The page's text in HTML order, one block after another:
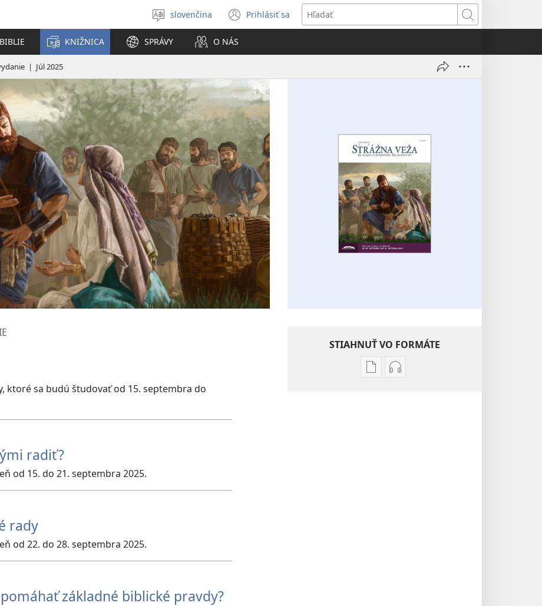
Výber
jazyka
slovenčina Prihlásiť sa
(otvorí
nové
Hľadať
KNIŽNICA SPRÁVY O NÁS
| Júl 2025
ktoré sa budú študovať od 15. septembra do
radiť?
od 15. do 21. septembra 2025.
rady
od 22. do 28. septembra 2025.
základné biblické pravdy?
STIAHNUŤ VO FORMÁTE
MožnostiMožnosti